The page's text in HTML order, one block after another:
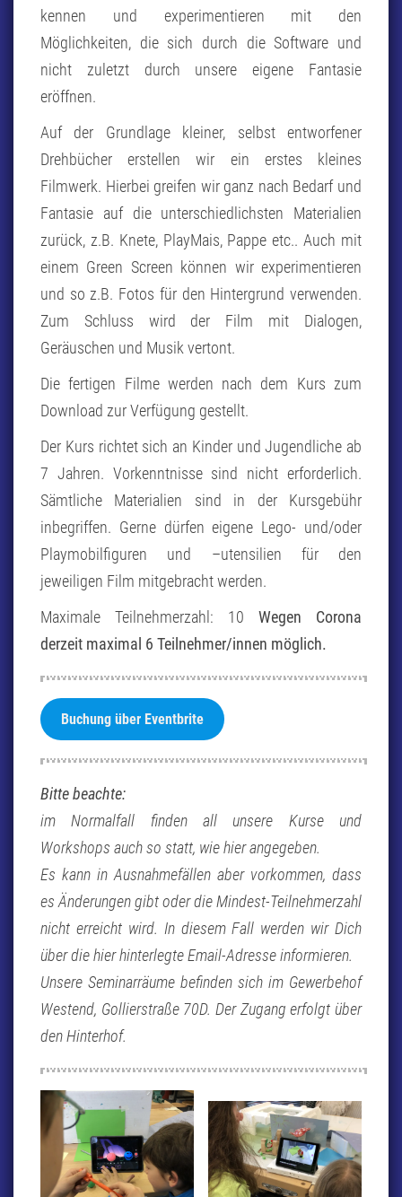
kennen und experimentieren mit den
Möglichkeiten, die sich durch die Software und
nicht zuletzt durch unsere eigene Fantasie
eröffnen.
Auf der Grundlage kleiner, selbst entworfener
Drehbücher erstellen wir ein erstes kleines
Filmwerk. Hierbei greifen wir ganz nach Bedarf und
Fantasie auf die unterschiedlichsten Materialien
zurück, z.B. Knete, PlayMais, Pappe etc.. Auch mit
einem Green Screen können wir experimentieren
und so z.B. Fotos für den Hintergrund verwenden.
Zum Schluss wird der Film mit Dialogen,
Geräuschen und Musik vertont.
Die fertigen Filme werden nach dem Kurs zum
Download zur Verfügung gestellt.
Der Kurs richtet sich an Kinder und Jugendliche ab
7 Jahren. Vorkenntnisse sind nicht erforderlich.
Sämtliche Materialien sind in der Kursgebühr
inbegriffen. Gerne dürfen eigene Lego- und/oder
Playmobilfiguren und –utensilien für den
jeweiligen Film mitgebracht werden.
Maximale Teilnehmerzahl: 10 Wegen Corona
derzeit maximal 6 Teilnehmer/innen möglich.
Buchung über Eventbrite
Bitte beachte:
im Normalfall finden all unsere Kurse und
Workshops auch so statt, wie hier angegeben.
Es kann in Ausnahmefällen aber vorkommen, dass
es Änderungen gibt oder die Mindest-Teilnehmerzahl
nicht erreicht wird. In diesem Fall werden wir Dich
über die hier hinterlegte Email-Adresse informieren.
Unsere Seminarräume befinden sich im Gewerbehof
Westend, Gollierstraße 70D. Der Zugang erfolgt über
den Hinterhof.